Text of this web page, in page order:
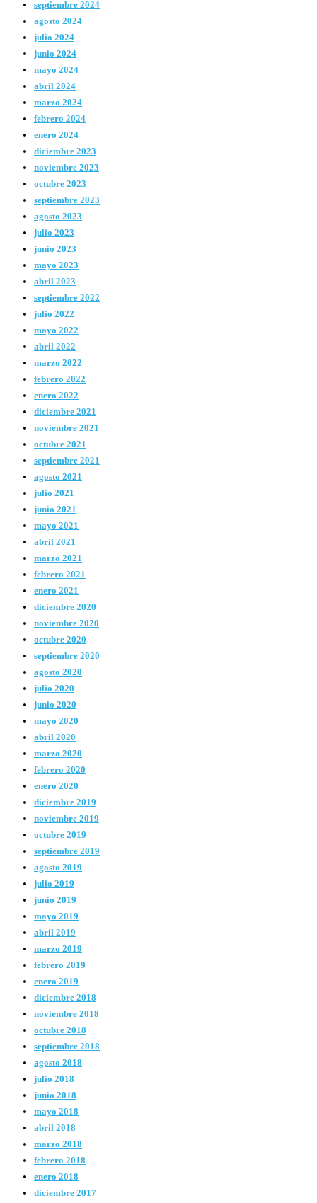
septiembre 2024
agosto 2024
julio 2024
junio 2024
mayo 2024
abril 2024
marzo 2024
febrero 2024
enero 2024
diciembre 2023
noviembre 2023
octubre 2023
septiembre 2023
agosto 2023
julio 2023
junio 2023
mayo 2023
abril 2023
septiembre 2022
julio 2022
mayo 2022
abril 2022
marzo 2022
febrero 2022
enero 2022
diciembre 2021
noviembre 2021
octubre 2021
septiembre 2021
agosto 2021
julio 2021
junio 2021
mayo 2021
abril 2021
marzo 2021
febrero 2021
enero 2021
diciembre 2020
noviembre 2020
octubre 2020
septiembre 2020
agosto 2020
julio 2020
junio 2020
mayo 2020
abril 2020
marzo 2020
febrero 2020
enero 2020
diciembre 2019
noviembre 2019
octubre 2019
septiembre 2019
agosto 2019
julio 2019
junio 2019
mayo 2019
abril 2019
marzo 2019
febrero 2019
enero 2019
diciembre 2018
noviembre 2018
octubre 2018
septiembre 2018
agosto 2018
julio 2018
junio 2018
mayo 2018
abril 2018
marzo 2018
febrero 2018
enero 2018
diciembre 2017